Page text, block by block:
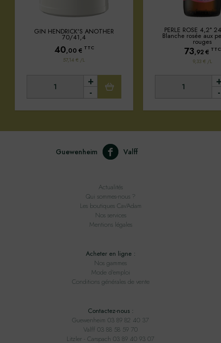
GIN HENDRICK'S ANOTHER
70/41,4
40,00 € TTC
57,14 € /L
-
+
PERLE ROSE 4,2°
Blanche rosée aux
rouges
73,92€ TTC
9,33 € /L
-
Guewenheim Valff
Actualités
Qui sommes-nous ?
Les boutiques Cav'Adam
Nos services
Mentions légales
Acheter en ligne :
Nos gammes
Mode d'emploi
Conditions générales de vente
Contactez-nous :
Guewenheim 03 89 82 40 37
Valff 03 88 58 59 70
Litzler - Carspach 03 89 40 93 07